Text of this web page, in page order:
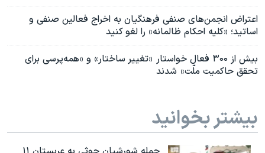
اعتراض انجمن‌های صنفی فرهنگیان به اخراج فعالین صنفی و
اساتید؛ «کلیه احکام ظالمانه» را لغو کنید
بیش از ۳۰۰ فعال خواستار «تغییر ساختار» و «همه‌پرسی برای
تحقق حاکمیت ملّت» شدند
بیشتر بخوانید